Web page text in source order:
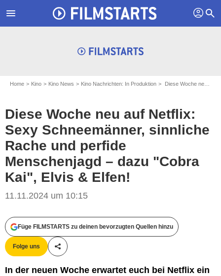
menu profil search
Home Kino Kino News Kino Nachrichten: In Produktion Diese Woche neu auf Netflix: Sexy Schneemänner, sinnliche Rache und perfide Menschenjagd – dazu "Cobra Kai", Elvis & Elfen!
Diese Woche neu auf Netflix:
Sexy Schneemänner, sinnliche
Rache und perfide
Menschenjagd – dazu "Cobra
Kai", Elvis & Elfen!
11.11.2024 um 10:15
Füge FILMSTARTS zu deinen bevorzugten Quellen hinzu
Folge uns
Teile diesen Artikel
In der neuen Woche erwartet euch bei Netflix ein